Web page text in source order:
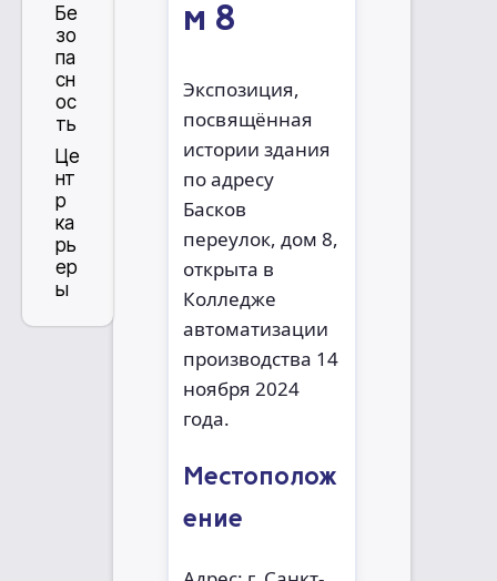
Бе
зо
па
сн
ос
ть
Це
нт
р
ка
рь
ер
ы
м 8
Экспозиция,
посвящённая
истории здания
по адресу
Басков
переулок, дом 8,
открыта в
Колледже
автоматизации
производства 14
ноября 2024
года.
Местополож
ение